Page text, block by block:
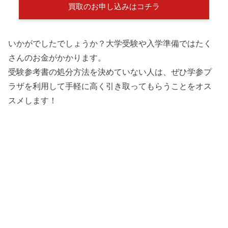
買取のお申し込みはコチラ
いかがでしたでしょうか？大学受験や入学準備ではたく
さんのお金がかかります。
受験参考書の処分方法を決めていない人は、ぜひ学参プ
ラザを利用して手軽に高く引き取ってもらうことをオス
スメします！